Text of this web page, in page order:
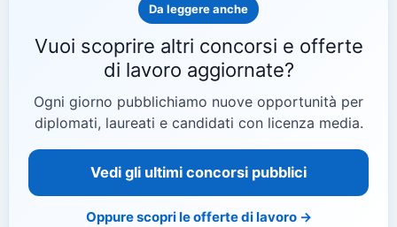
Da leggere anche
Vuoi scoprire altri concorsi e offerte
di lavoro aggiornate?
Ogni giorno pubblichiamo nuove opportunità per
diplomati, laureati e candidati con licenza media.
Vedi gli ultimi concorsi pubblici
Oppure scopri le offerte di lavoro →